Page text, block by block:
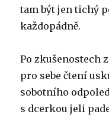
tam být jen tichý
každopádně.
Po zkušenostech
pro sebe čtení
sobotního
s dcerkou jeli